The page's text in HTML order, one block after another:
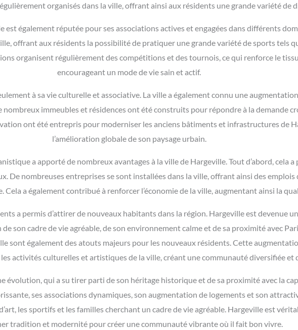
organisés dans la ville, offrant ainsi aux résidents une grande variété de
est également réputée pour ses associations actives et engagées dans différents
offrant aux résidents la possibilité de pratiquer une grande variété de sports tels
organisent régulièrement des compétitions et des tournois, ce qui renforce le
encourageant un mode de vie sain et actif.
à sa vie culturelle et associative. La ville a également connu une
nombreux immeubles et résidences ont été construits pour répondre à la demande
ont été entrepris pour moderniser les anciens bâtiments et infrastructures de
l’amélioration globale de son paysage urbain.
a apporté de nombreux avantages à la ville de Hargeville. Tout d’abord, cela a
De nombreuses entreprises se sont installées dans la ville, offrant ainsi des
Cela a également contribué à renforcer l’économie de la ville, augmentant ainsi la
a permis d’attirer de nouveaux habitants dans la région. Hargeville est devenue
son cadre de vie agréable, de son environnement calme et de sa proximité avec
sont également des atouts majeurs pour les nouveaux résidents. Cette
activités culturelles et artistiques de la ville, créant une communauté diversifiée et
évolution, qui a su tirer parti de son héritage historique et de sa proximité avec la
ses associations dynamiques, son augmentation de logements et son
les sportifs et les familles cherchant un cadre de vie agréable. Hargeville est
tradition et modernité pour créer une communauté vibrante où il fait bon vivre.